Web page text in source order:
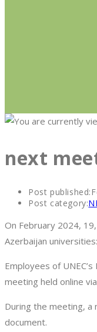
next
Post published:
Post category:
On February 2024,
Azerbaijan
Employees of
meeting held online
During the meeting, a
document.